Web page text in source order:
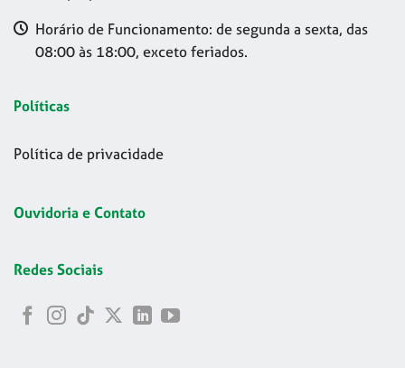
Horário de Funcionamento: de segunda a sexta, das
08:00 às 18:00, exceto feriados.
Políticas
Política de privacidade
Ouvidoria e Contato
Redes Sociais